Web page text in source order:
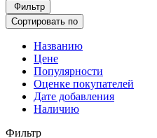
Фильтр
Сортировать по
Названию
Цене
Популярности
Оценке покупателей
Дате добавления
Наличию
Фильтр